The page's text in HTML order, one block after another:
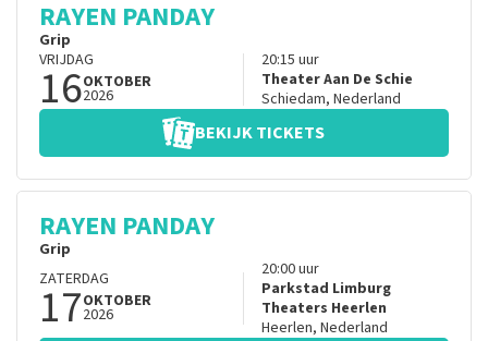
RAYEN PANDAY
Grip
VRIJDAG
16OKTOBER
2026
20:15 uur
Theater Aan De Schie
Schiedam, Nederland
BEKIJK TICKETS
RAYEN PANDAY
Grip
ZATERDAG
17OKTOBER
2026
20:00uur
Parkstad Limburg
Theaters Heerlen
Heerlen, Nederland